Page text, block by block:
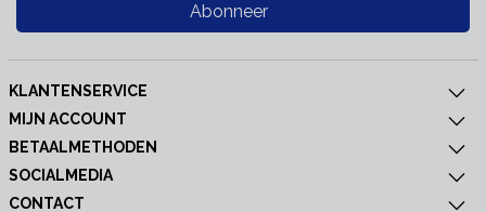
Abonneer
KLANTENSERVICE
MIJN ACCOUNT
BETAALMETHODEN
SOCIALMEDIA
CONTACT